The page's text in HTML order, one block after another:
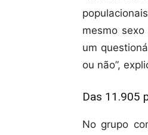
mesmo
um
ou não”,
Das 11.905
No grupo